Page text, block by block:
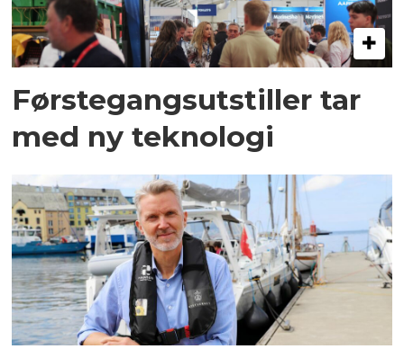
Førstegangsutstiller tar
med ny teknologi